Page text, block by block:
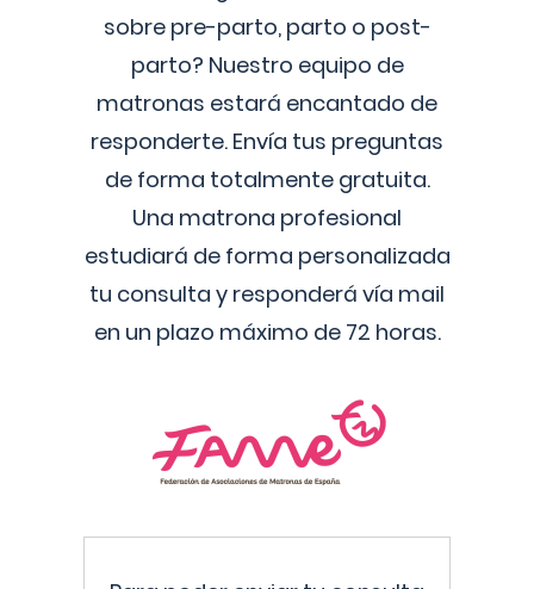
sobre pre-parto, parto o post-
parto? Nuestro equipo de
matronas estará encantado de
responderte. Envía tus preguntas
de forma totalmente gratuita.
Una matrona profesional
estudiará de forma personalizada
tu consulta y responderá vía mail
en un plazo máximo de 72 horas.